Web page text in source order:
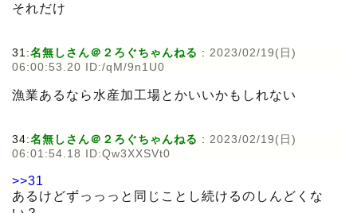
それだけ
31:名無しさん＠２ろぐちゃんねる : 2023/02/19(日)
06:00:53.20 ID:/qM/9n1U0
漁業あるなら水産加工場とかいいかもしれない
34:名無しさん＠２ろぐちゃんねる : 2023/02/19(日)
06:01:54.18 ID:Qw3XXSVt0
>>31
あるけどずっっっと同じことし続けるのしんどくな